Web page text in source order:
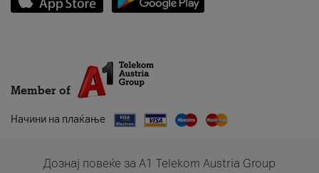
Member of
Начини на плаќање
Дознај повеќе за A1 Telekom Austria Group